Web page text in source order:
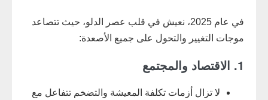
في عام 2025، نعيش في قلب عصر الدلو، حيث تتصاعد
موجات التغيير والتحول على جميع الأصعدة:
1. الاقتصاد والمجتمع
لا تزال أزمات تكلفة المعيشة والتضخم تتفاعل مع